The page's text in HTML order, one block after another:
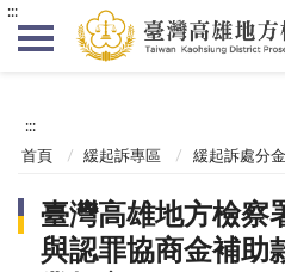
:::
:::
首頁 緩起訴專區 緩起訴處分金
臺灣高雄地方檢察
與認罪協商金補助